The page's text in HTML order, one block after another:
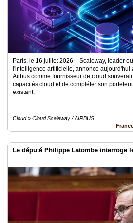
Paris, le 16 juillet 2026 – Scaleway, leader
l'intelligence artificielle, annonce aujourd'hui
Airbus comme fournisseur de cloud
capacités cloud et de compléter son
existant.
Cloud » Cloud Scaleway / AIRBUS
France
Le député Philippe Latombe interroge